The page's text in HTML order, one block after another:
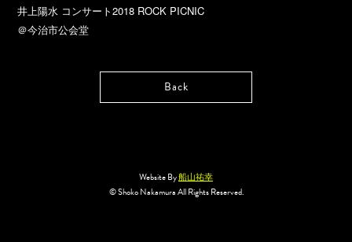
井上陽水 コンサート2018 ROCK PICNIC
＠今治市公会堂
Back
Website By船山祐幸
© Shoko Nakamura All Rights Reserved.